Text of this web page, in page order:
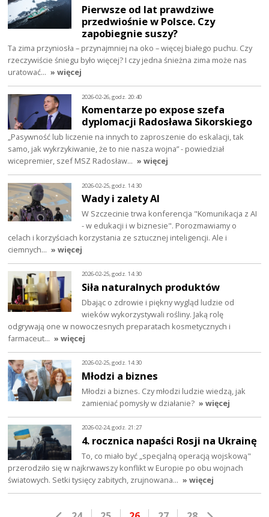
Pierwsze od lat prawdziwe
przedwiośnie w Polsce. Czy
zapobiegnie suszy?
Ta zima przyniosła – przynajmniej na oko – więcej białego puchu. Czy
rzeczywiście śniegu było więcej? I czy jedna śnieżna zima może nas
uratować… » więcej
2026-02-26, godz. 20:40
Komentarze po expose szefa
dyplomacji Radosława Sikorskiego
„Pasywność lub liczenie na innych to zaproszenie do eskalacji, tak
samo, jak wykrzykiwanie, że to nie nasza wojna” - powiedział
wicepremier, szef MSZ Radosław… » więcej
2026-02-25, godz. 14:30
Wady i zalety AI
W Szczecinie trwa konferencja "Komunikacja z AI
- w edukacji i w biznesie". Porozmawiamy o
celach i korzyściach korzystania ze sztucznej inteligencji. Ale i
ciemnych… » więcej
2026-02-25, godz. 14:30
Siła naturalnych produktów
Dbając o zdrowie i piękny wygląd ludzie od
wieków wykorzystywali rośliny. Jaką rolę
odgrywają one w nowoczesnych preparatach kosmetycznych i
farmaceut… » więcej
2026-02-25, godz. 14:30
Młodzi a biznes
Młodzi a biznes. Czy młodzi ludzie wiedzą, jak
zamieniać pomysły w działanie? » więcej
2026-02-24, godz. 21:27
4. rocznica napaści Rosji na Ukrainę
To, co miało być „specjalną operacją wojskową"
przerodziło się w najkrwawszy konflikt w Europie po obu wojnach
światowych. Setki tysięcy zabitych, zrujnowana… » więcej